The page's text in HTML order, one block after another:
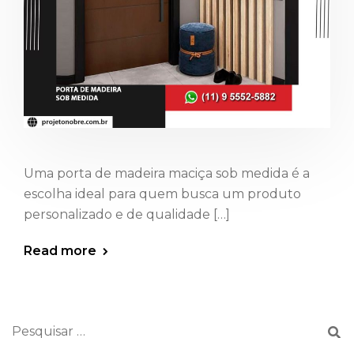
Uma porta de madeira maciça sob medida é a
escolha ideal para quem busca um produto
personalizado e de qualidade […]
Read more